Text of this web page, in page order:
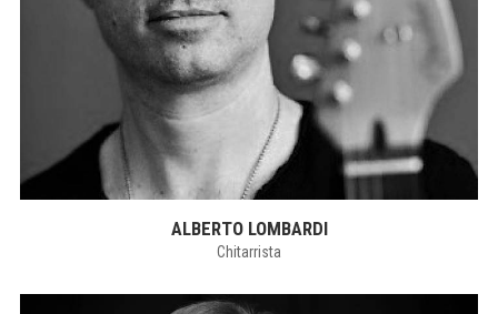
ALBERTO LOMBARDI
Chitarrista